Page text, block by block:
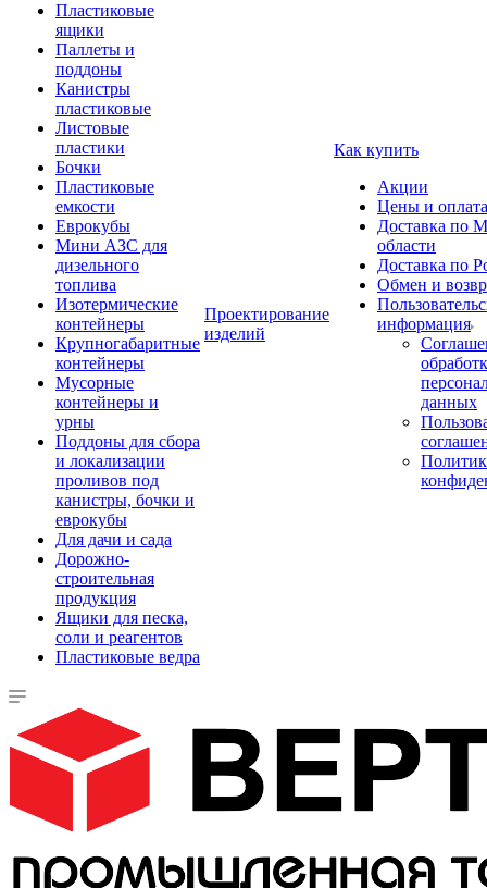
Пластиковые
ящики
Паллеты и
поддоны
Канистры
пластиковые
Листовые
пластики
Бочки
Пластиковые
емкости
Еврокубы
Мини АЗС для
дизельного
топлива
Изотермические
контейнеры
Крупногабаритные
контейнеры
Мусорные
контейнеры и
урны
Поддоны для сбора
и локализации
проливов под
канистры, бочки и
еврокубы
Для дачи и сада
Дорожно-
строительная
продукция
Ящики для песка,
соли и реагентов
Пластиковые ведра
Проектирование
изделий
Как купить
Акции
Цены и оплата
Доставка по
области
Доставка по
Обмен и
информация
данных